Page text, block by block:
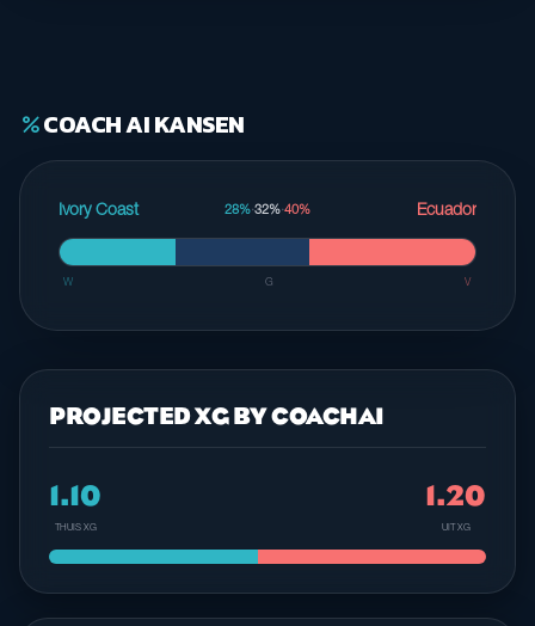
percentCOACH AI KANSEN
Ivory Coast 28%·32%·40% Ecuador
W G V
PROJECTED XG BY COACHAI
1.10
THUIS XG
1.20
UIT XG